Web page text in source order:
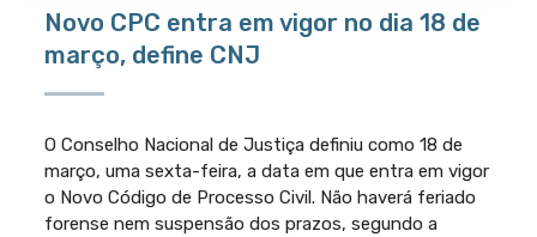
Novo CPC entra em vigor no dia 18 de
março, define CNJ
O Conselho Nacional de Justiça definiu como 18 de
março, uma sexta-feira, a data em que entra em vigor
o Novo Código de Processo Civil. Não haverá feriado
forense nem suspensão dos prazos, segundo a